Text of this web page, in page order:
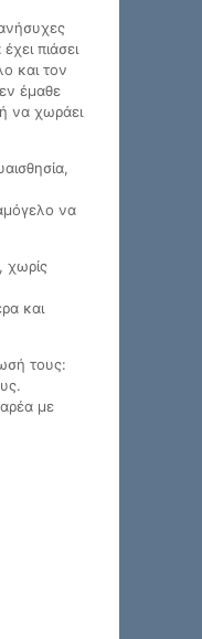
πιάσει
και τον
έμαθε
να χωράει
να
χωρίς
και
τους:
με